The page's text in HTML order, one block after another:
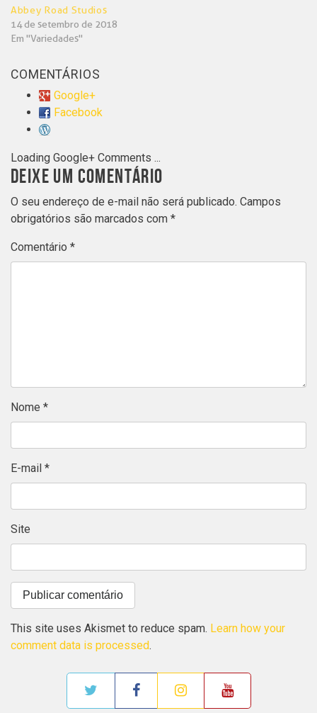
Abbey Road Studios
14 de setembro de 2018
Em "Variedades"
COMENTÁRIOS
Google+
Facebook
Loading Google+ Comments ...
DEIXE UM COMENTÁRIO
O seu endereço de e-mail não será publicado. Campos
obrigatórios são marcados com *
Comentário *
Nome *
E-mail *
Site
This site uses Akismet to reduce spam. Learn how your
comment data is processed.